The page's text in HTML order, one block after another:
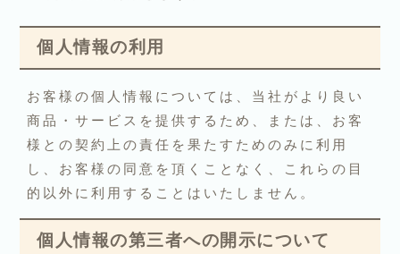
個人情報の利用
お客様の個人情報については、当社がより良い
商品・サービスを提供するため、または、お客
様との契約上の責任を果たすためのみに利用
し、お客様の同意を頂くことなく、これらの目
的以外に利用することはいたしません。
個人情報の第三者への開示について